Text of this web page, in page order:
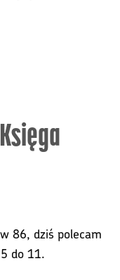
86, dziś polecam
do 11.